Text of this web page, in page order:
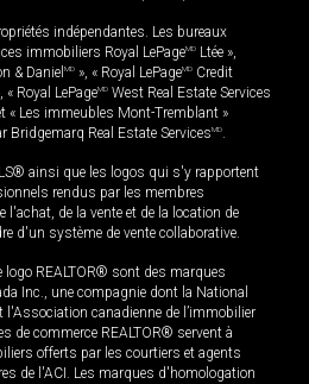
indépendantes. Les bureaux
immobiliers Royal LePageMD Ltée »,
& Daniel MD », « Royal LePageMD Credit
« Royal LePageMD West Real Estate Services
« Les immeubles Mont-Tremblant »
Bridgemarq Real Estate ServicesMD.
ainsi que les logos qui s'y rapportent
rendus par les membres
l'achat, de la vente et de la location de
d'un système de vente collaborative.
logo REALTOR® sont des marques
Inc., une compagnie dont la National
canadienne de l’immobilier
de commerce REALTOR® servent à
offerts par les courtiers et agents
de l'ACI. Les marques d'homologation